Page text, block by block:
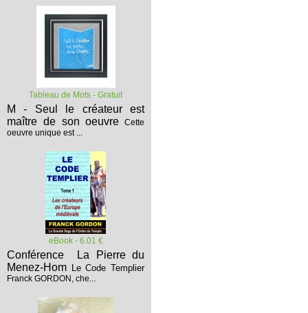
Tableau de Mots - Gratuit
M - Seul le créateur est
maître de son oeuvre Cette
oeuvre unique est ...
eBook - 6.01 €
Conférence La Pierre du
Menez-Hom Le Code Templier
Franck GORDON, che...